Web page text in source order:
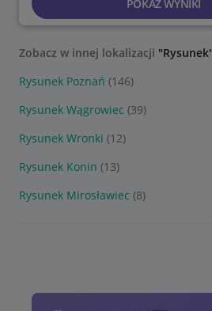
POKAŻ WYNIKI
Zobacz w innej lokalizacji "Rysunek"
Rysunek Poznań (146)
Rysunek Wągrowiec (39)
Rysunek Wronki (12)
Rysunek Konin (13)
Rysunek Mirosławiec (8)